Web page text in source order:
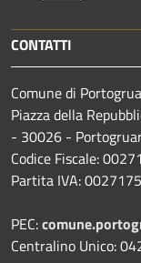
CONTATTI
Comune di
Piazza della
- 30026 -
Codice Fiscale:
Partita IVA:
PEC:
Centralino Unico: